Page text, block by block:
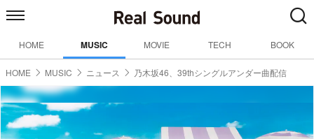
HOME MUSIC MOVIE TECH BOOK
HOME MUSIC ニュース 乃木坂46、39thシングルアンダー曲配信